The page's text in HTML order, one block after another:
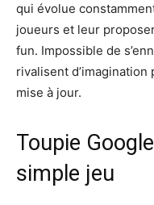
qui évolue
joueurs et leur
fun. Impossible de
rivalisent
mise à jour.
Toupie
simple jeu